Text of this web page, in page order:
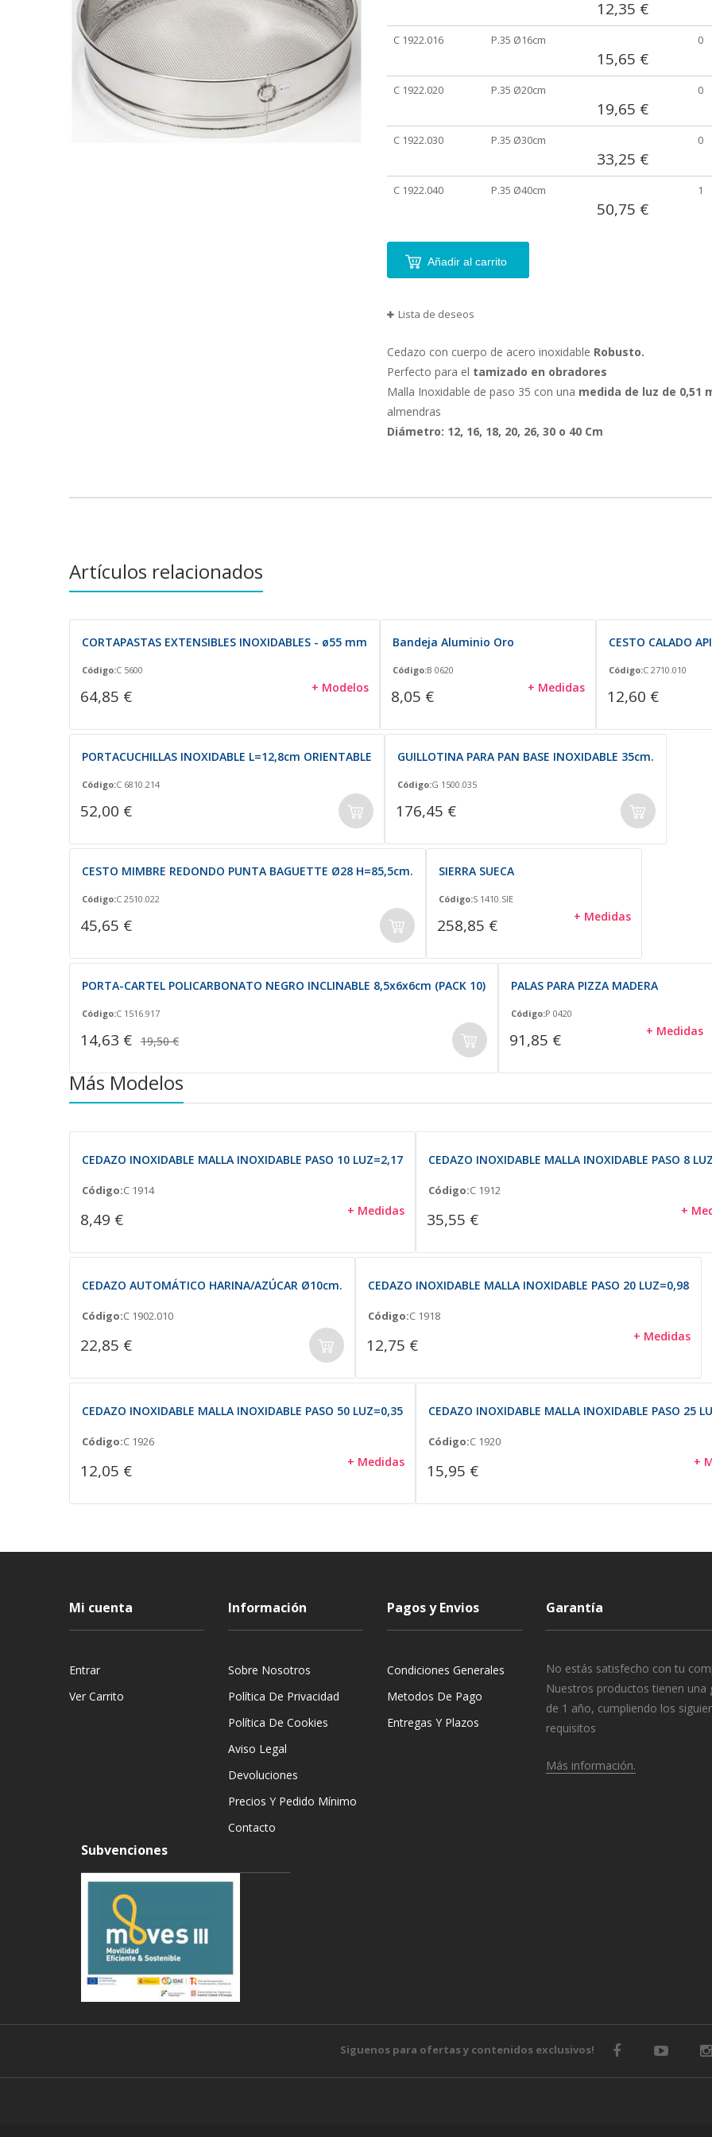
agrupados
12,35 €
C 1922.016 P.35 Ø16cm
15,65 €
0
C 1922.020 P.35 Ø20cm
19,65 €
0
C 1922.030 P.35 Ø30cm
33,25 €
0
C 1922.040 P.35 Ø40cm
50,75 €
1
Añadir al carrito
Lista de deseos
Cedazo con cuerpo de acero inoxidable Robusto.
Perfecto para el tamizado en obradores
Malla Inoxidable de paso 35 con una medida de luz de 0,51
almendras
Diámetro: 12, 16, 18, 20, 26, 30 o 40 Cm
Artículos relacionados
CORTAPASTAS EXTENSIBLES INOXIDABLES - ø55 mm
Código:C 5600
64,85 € + Modelos
Bandeja Aluminio Oro
Código:B 0620
8,05 € + Medidas
CESTO CALADO
Código:C 2710.010
12,60 €
PORTACUCHILLAS INOXIDABLE L=12,8cm ORIENTABLE
Código:C 6810.214
52,00 €
GUILLOTINA PARA PAN BASE INOXIDABLE 35cm.
Código:G 1500.035
176,45 €
CESTO MIMBRE REDONDO PUNTA BAGUETTE Ø28 H=85,5cm.
Código:C 2510.022
45,65 €
SIERRA SUECA
Código:S 1410.SIE
258,85 € + Medidas
PORTA-CARTEL POLICARBONATO NEGRO INCLINABLE 8,5x6x6cm (PACK 10)
Código:C 1516.917
14,63 € 19,50 €
PALAS PARA PIZZA MADERA
Código:P 0420
91,85 € + Medidas
Más Modelos
CEDAZO INOXIDABLE MALLA INOXIDABLE PASO 10 LUZ=2,17
Código:C 1914
8,49 € + Medidas
CEDAZO INOXIDABLE MALLA INOXIDABLE PASO 8
Código:C 1912
35,55 € +
CEDAZO AUTOMÁTICO HARINA/AZÚCAR Ø10cm.
Código:C 1902.010
22,85 €
CEDAZO INOXIDABLE MALLA INOXIDABLE PASO 20 LUZ=0,98
Código:C 1918
12,75 € + Medidas
CEDAZO INOXIDABLE MALLA INOXIDABLE PASO 50 LUZ=0,35
Código:C 1926
12,05 € + Medidas
CEDAZO INOXIDABLE MALLA INOXIDABLE PASO 25
Código:C 1920
15,95 € +
Mi cuenta
Entrar
Ver Carrito
Información
Sobre Nosotros
Política De Privacidad
Política De Cookies
Aviso Legal
Devoluciones
Precios Y Pedido Mínimo
Contacto
Pagos y Envios
Condiciones Generales
Metodos De Pago
Entregas Y Plazos
Garantía
No estás satisfecho con tu
Nuestros productos tienen una
de 1 año, cumpliendo los
requisitos
Más información.
Subvenciones
Siguenos para ofertas y contenidos exclusivos!